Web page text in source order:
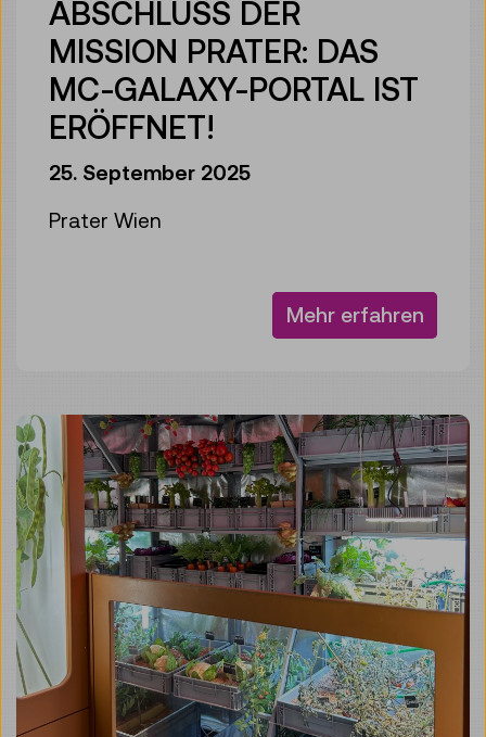
ABSCHLUSS DER
MISSION PRATER: DAS
MC-GALAXY-PORTAL IST
ERÖFFNET!
25. September 2025
Prater Wien
Mehr erfahren